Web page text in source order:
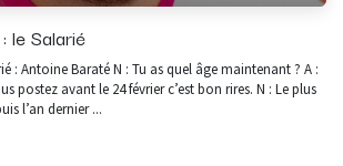
le Salarié
: Antoine Baraté N : Tu as quel âge maintenant ? A :
postez avant le 24 février c’est bon rires. N : Le plus
l’an dernier ...